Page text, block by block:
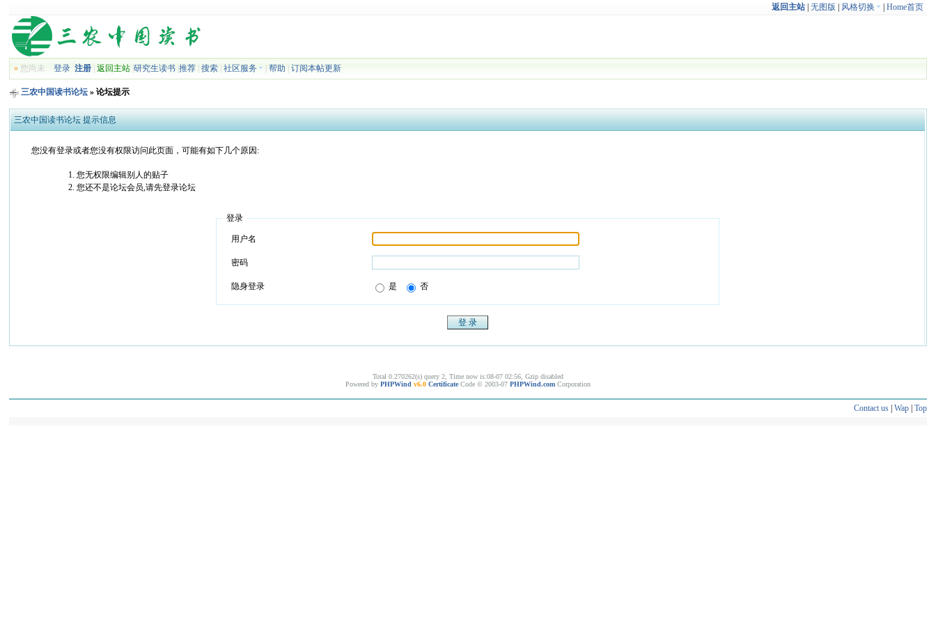
返回主站| 无图版 风格切换 Home首页
» 您尚未登录 注册 |返回主站 |研究生读书 |推荐 |搜索 |社区服务 |帮助 |订阅本帖更新
三农中国读书论坛 » 论坛提示
三农中国读书论坛 提示信息
您没有登录或者您没有权限访问此页面，可能有如下几个原因:
您无权限编辑别人的贴子
您还不是论坛会员,请先登录论坛
登录
用户名
密码
隐身登录 是 否
Total 0.270262(s) query 2, Time now is:08-07 02:56, Gzip disabled
Powered by PHPWind v6.0 Certificate Code © 2003-07 PHPWind.com Corporation
Contact us| Wap| Top